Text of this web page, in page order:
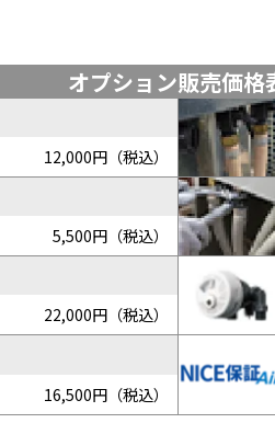
オプション販売価格
12,000円（税込）
5,500円（税込）
22,000円（税込）
16,500円（税込）